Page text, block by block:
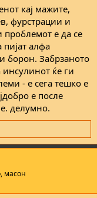
кај мажите,
фурстрации и
проблемот е да се
алфа
борон. Забрзаното
инсулинот ќе ги
- е сега тешко е
е после
делумно.
масон